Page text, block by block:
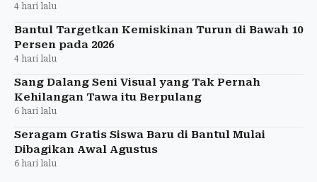
4 hari lalu
Bantul Targetkan Kemiskinan Turun di Bawah 10
Persen pada 2026
4 hari lalu
Sang Dalang Seni Visual yang Tak Pernah
Kehilangan Tawa itu Berpulang
6 hari lalu
Seragam Gratis Siswa Baru di Bantul Mulai
Dibagikan Awal Agustus
6 hari lalu